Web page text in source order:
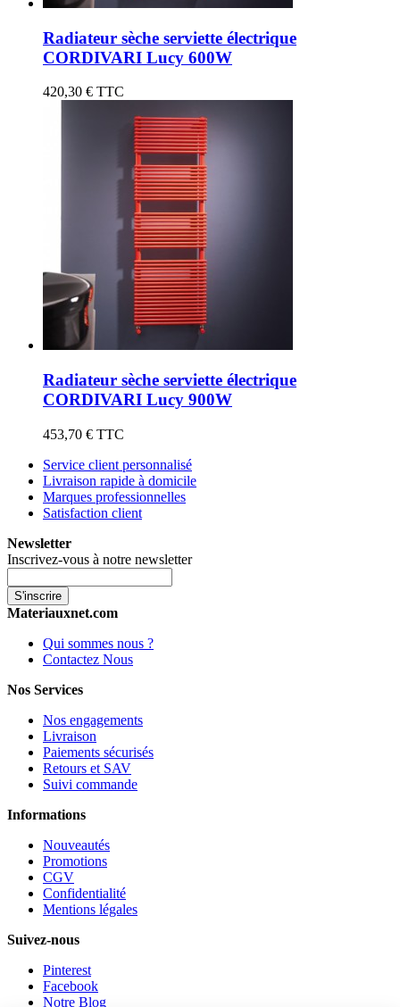
Radiateur sèche serviette électrique
CORDIVARI Lucy 600W
420,30 € TTC
Radiateur sèche serviette électrique
CORDIVARI Lucy 900W
453,70 € TTC
Service client personnalisé
Livraison rapide à domicile
Marques professionnelles
Satisfaction client
Newsletter
Inscrivez-vous à notre newsletter
S'inscrire
Materiauxnet.com
Qui sommes nous ?
Contactez Nous
Nos Services
Nos engagements
Livraison
Paiements sécurisés
Retours et SAV
Suivi commande
Informations
Nouveautés
Promotions
CGV
Confidentialité
Mentions légales
Suivez-nous
Pinterest
Facebook
Notre Blog